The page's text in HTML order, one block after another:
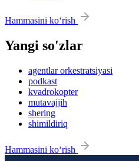
Hammasini ko‘rish
Yangi so'zlar
agentlar orkestratsiyasi
podkast
kvadrokopter
mutavajjih
shering
shimildiriq
Hammasini ko‘rish